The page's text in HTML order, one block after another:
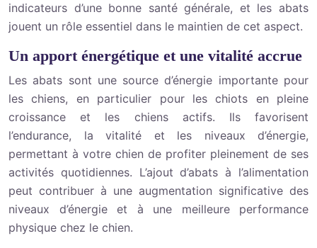
indicateurs d’une bonne santé générale, et les abats
jouent un rôle essentiel dans le maintien de cet aspect.
Un apport énergétique et une vitalité accrue
Les abats sont une source d’énergie importante pour
les chiens, en particulier pour les chiots en pleine
croissance et les chiens actifs. Ils favorisent
l’endurance, la vitalité et les niveaux d’énergie,
permettant à votre chien de profiter pleinement de ses
activités quotidiennes. L’ajout d’abats à l’alimentation
peut contribuer à une augmentation significative des
niveaux d’énergie et à une meilleure performance
physique chez le chien.